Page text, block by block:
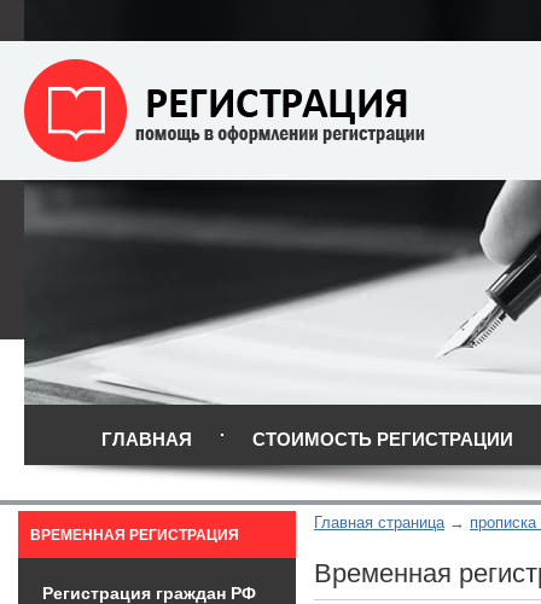
ГЛАВНАЯ СТОИМОСТЬ РЕГИСТРАЦИИ
Главная страница
Временная
ВРЕМЕННАЯ РЕГИСТРАЦИЯ
Регистрация граждан РФ